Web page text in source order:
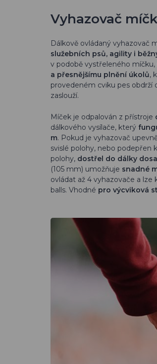
Vyhazovač
Dálkově ovládaný vyhazovač
služebních psů, agility i
v podobě vystřeleného míčku,
a přesnějšímu plnění úkolů,
provedeném cviku pes obdrží
zaslouží.
Míček je odpalován z přístroje
dálkového vysílače, který
m. Pokud je vyhazovač
svislé polohy, nebo podepřen
polohy, dostřel do dálky
(105 mm) umožňuje snadné
ovládat až 4 vyhazovače a
balls. Vhodné pro výcviková